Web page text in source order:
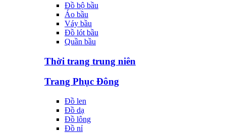
Đồ bộ bầu
Áo bầu
Váy bầu
Đồ lót bầu
Quần bầu
Thời trang trung niên
Trang Phục Đông
Đồ len
Đồ dạ
Đồ lông
Đồ nỉ